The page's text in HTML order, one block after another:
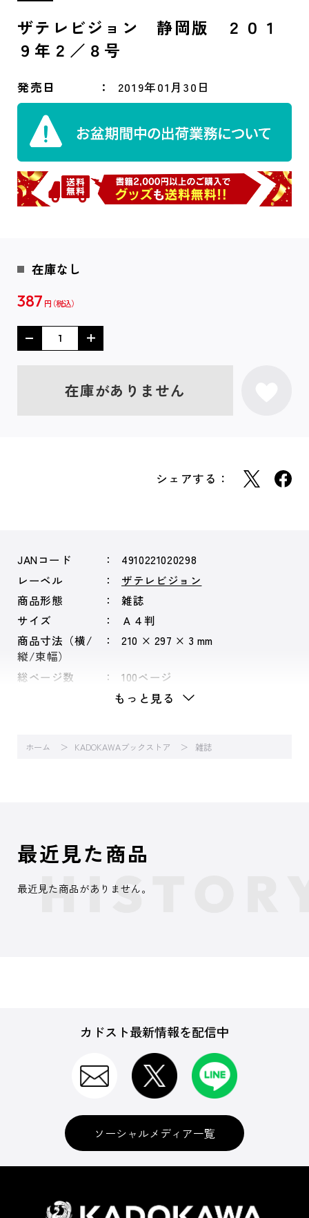
ザテレビジョン 静岡版 ２０１
９年２／８号
発売日 2019年01月30日
在庫なし
387 円
在庫がありません
シェアする：
JANコード
4910221020298
レーベル
ザテレビジョン
商品形態
雑誌
サイズ
Ａ４判
商品寸法（横/
縦/束幅）
210 × 297 × 3 mm
総ページ数 100ページ
もっと見る
ホーム KADOKAWAブックストア 雑誌
最近見た商品
最近見た商品がありません。
カドスト最新情報を配信中
ソーシャルメディア一覧